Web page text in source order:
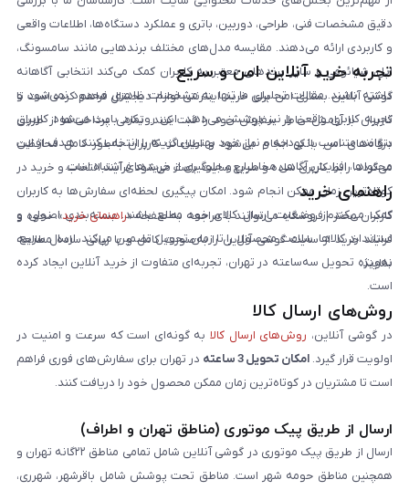
دقیق مشخصات فنی، طراحی، دوربین، باتری و عملکرد دستگاه‌ها، اطلاعات واقعی
و کاربردی ارائه می‌دهند. مقایسه مدل‌های مختلف برندهایی مانند سامسونگ،
اپل، شیائومی و سایر برندهای معتبر به کاربران کمک می‌کند انتخابی آگاهانه
داشته باشند. مقالات تحلیلی ما تنها به مشخصات ظاهری محدود نمی‌شود و
تجربه کاربری واقعی را نیز پوشش می‌دهد. این رویکرد باعث می‌شود کاربران
بتوانند متناسب با بودجه و نیاز خود بهترین گزینه را انتخاب کنند. هدف از این
محتواها، افزایش آگاهی مخاطبان و جلوگیری از خریدهای اشتباه است.
تجربه خرید آنلاین امن و سریع
گوشی آنلاین بستری امن برای خرید اینترنتی لوازم دیجیتال فراهم کرده است تا
کاربران با آرامش خاطر سفارش خود را ثبت کنند. تمامی پرداخت‌ها از طریق
درگاه‌های امن بانکی انجام می‌شود و اطلاعات کاربران به‌طور کامل محافظت
می‌گردد. رابط کاربری ساده و سریع سایت باعث می‌شود فرآیند انتخاب و خرید در
کوتاه‌ترین زمان ممکن انجام شود. امکان پیگیری لحظه‌ای سفارش‌ها به کاربران
کمک می‌کند از وضعیت ارسال کالای خود مطلع باشند. بسته‌بندی اصولی و
استاندارد کالاها، سلامت محصول را تا زمان تحویل تضمین می‌کند. ارسال سریع،
به‌ویژه تحویل سه‌ساعته در تهران، تجربه‌ای متفاوت از خرید آنلاین ایجاد کرده
است.
راهنمای خرید
کاربران محترم فروشگاه می‌توانند با مراجعه به صفحه «راهنمای خرید»، نحوه و
فرایند خرید از سایت گوشی آنلاین را به‌صورت کامل و با زبانی ساده مطالعه
نمایند.
روش‌های ارسال کالا
در گوشی آنلاین، روش‌های ارسال کالا به گونه‌ای است که سرعت و امنیت در
اولویت قرار گیرد. امکان تحویل 3 ساعته
در تهران برای سفارش‌های فوری فراهم
است تا مشتریان در کوتاه‌ترین زمان ممکن محصول خود را دریافت کنند.
ارسال از طریق پیک موتوری (مناطق تهران و اطراف)
ارسال از طریق پیک موتوری در گوشی آنلاین شامل تمامی مناطق ۲۲گانه تهران و
همچنین مناطق حومه شهر است. مناطق تحت پوشش شامل باقرشهر، شهرری،